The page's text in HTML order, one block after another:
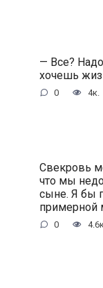
— Все?
хочешь
0 4к.
Свекровь
что мы
сыне. Я бы
примерной
0